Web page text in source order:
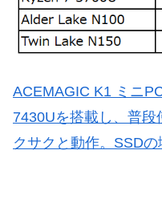
ACEMAGIC K1 ミニ
7430Uを搭載し、普
クサクと動作。SSD